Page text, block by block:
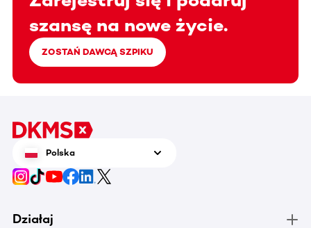
szansę na nowe życie.
ZOSTAŃ DAWCĄ SZPIKU
Polska
Działaj